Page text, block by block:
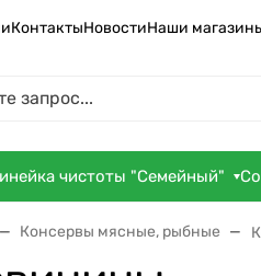
КонтактыНовостиНаши
чистоты "Семейный"
Консервы мясные, рыбные